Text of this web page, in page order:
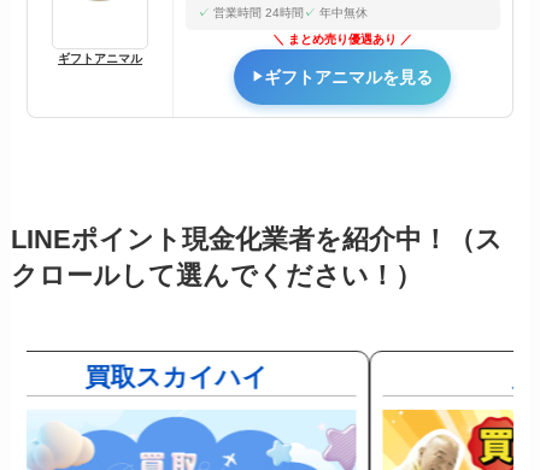
ギフトアニマル
営業時間 24時間
年中無休
まとめ売り優遇あり
ギフトアニマルを見る
LINEポイント現金化業者を紹介中！（ス
クロールして選んでください！）
買取スカイハイ